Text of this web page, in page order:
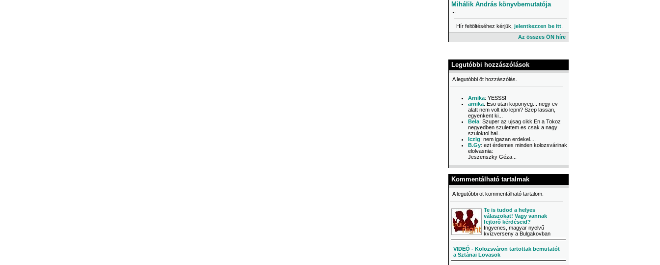
Mihálik András könyvbemutatója
Hír feltöltéséhez kérjük, jelentkezzen be itt
Az összes ÖN híre
Legutóbbi hozzászólások
A legutóbbi öt hozzászólás.
Arnika: YESSS!
arnika: Eso utan koponyeg... negy ev
alatt nem volt ido lepni? Szep lassan,
egyenkent ki...
Bela: Szuper az ujsag cikk.En a Tokoz
negyedben szulettem es csak a nagy
szuloktol hal...
Iczig: nem igazan erdekel....
B.Gy: ezt érdemes minden kolozsvárinak
elolvasnia:
Jeszenszky Géza...
Kommentálható tartalmak
A legutóbbi öt kommentálható tartalom.
Te is tudod a helyes
válaszokat! Vagy vannak
fejtörő kérdéseid?
Ingyenes, magyar nyelvű
kvízverseny a Bulgakovban
VIDEÓ - Kolozsváron tartottak bemutatót
a Sztánai Lovasok